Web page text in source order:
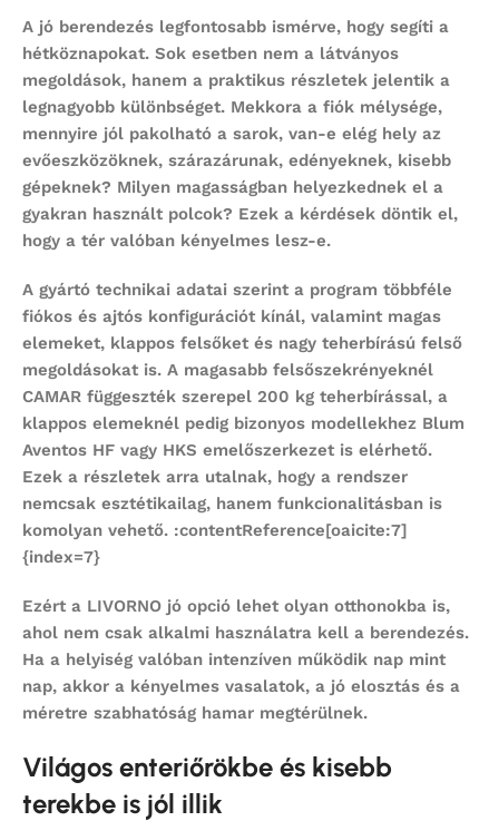
A jó berendezés legfontosabb ismérve, hogy segíti a
hétköznapokat. Sok esetben nem a látványos
megoldások, hanem a praktikus részletek jelentik a
legnagyobb különbséget. Mekkora a fiók mélysége,
mennyire jól pakolható a sarok, van-e elég hely az
evőeszközöknek, szárazárunak, edényeknek, kisebb
gépeknek? Milyen magasságban helyezkednek el a
gyakran használt polcok? Ezek a kérdések döntik el,
hogy a tér valóban kényelmes lesz-e.
A gyártó technikai adatai szerint a program többféle
fiókos és ajtós konfigurációt kínál, valamint magas
elemeket, klappos felsőket és nagy teherbírású felső
megoldásokat is. A magasabb felsőszekrényeknél
CAMAR függeszték szerepel 200 kg teherbírással, a
klappos elemeknél pedig bizonyos modellekhez Blum
Aventos HF vagy HKS emelőszerkezet is elérhető.
Ezek a részletek arra utalnak, hogy a rendszer
nemcsak esztétikailag, hanem funkcionalitásban is
komolyan vehető. :contentReference[oaicite:7]
{index=7}
Ezért a LIVORNO jó opció lehet olyan otthonokba is,
ahol nem csak alkalmi használatra kell a berendezés.
Ha a helyiség valóban intenzíven működik nap mint
nap, akkor a kényelmes vasalatok, a jó elosztás és a
méretre szabhatóság hamar megtérülnek.
Világos enteriőrökbe és kisebb
terekbe is jól illik